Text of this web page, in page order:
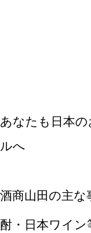
あなたも日本
ルへ
酒商山田の主な
酎・日本ワイン